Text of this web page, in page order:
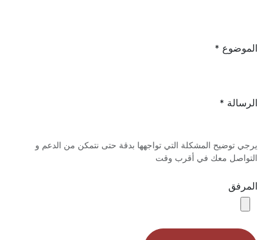
الموضوع *
الرسالة *
يرجي توضيح المشكلة التي تواجهها بدقة حتى نتمكن من الدعم و
التواصل معك في أقرب وقت
المرفق